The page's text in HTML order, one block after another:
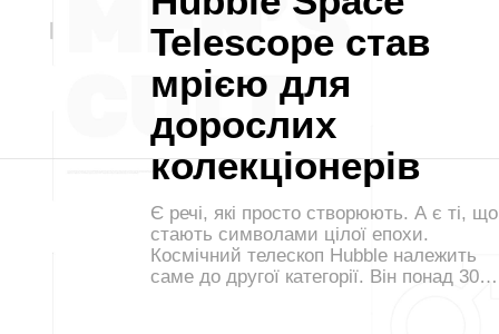
Telescope став
мрією для
дорослих
колекціонерів
Є речі, які просто створюють. А є ті, що
стають символами цілої епохи.
Космічний телескоп Hubble належить
саме до другої категорії. Він понад 30…